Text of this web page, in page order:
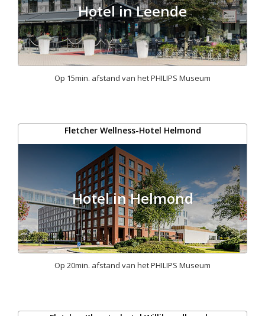
Hotel in Leende
Op 15min. afstand van het PHILIPS Museum
Fletcher Wellness-Hotel Helmond
Hotel in Helmond
Op 20min. afstand van het PHILIPS Museum